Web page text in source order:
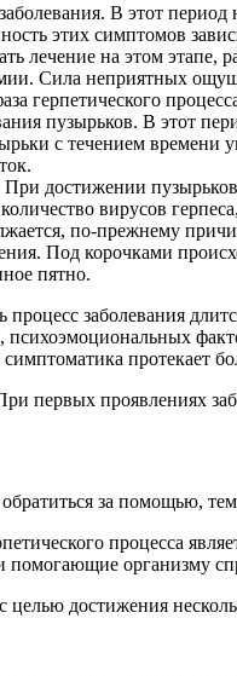
В этот
этих симптомов
лечение на этом этапе,
Сила неприятных
герпетического
пузырьков. В этот
с течением времени
достижении
вирусов
по-прежнему
Под корочками
пятно.
процесс заболевания
психоэмоциональных
симптоматика протекает
первых проявлениях
за помощью,
процесса
помогающие организму
целью достижения